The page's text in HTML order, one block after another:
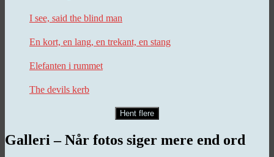
I see, said the blind man
En kort, en lang, en trekant, en stang
Elefanten i rummet
The devils kerb
Hent flere
Galleri – Når fotos siger mere end ord